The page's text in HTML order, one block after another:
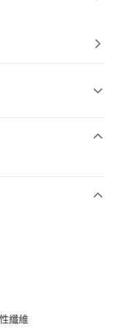
銀行
銀行
纖維